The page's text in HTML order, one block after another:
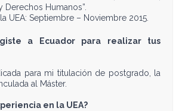
Derechos Humanos”.
UEA: Septiembre – Noviembre 2015.
a Ecuador para realizar tus
para mi titulación de postgrado, la
al Máster.
en la UEA?